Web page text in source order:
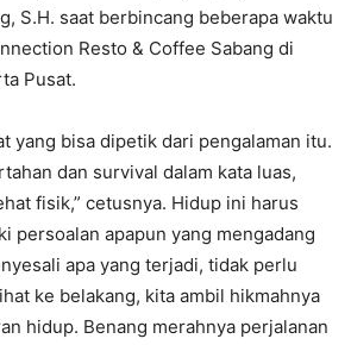
S.H. saat berbincang beberapa waktu
Resto & Coffee Sabang di
Pusat.
yang bisa dipetik dari pengalaman itu.
dan survival dalam kata luas,
fisik,” cetusnya. Hidup ini harus
persoalan apapun yang mengadang
apa yang terjadi, tidak perlu
ke belakang, kita ambil hikmahnya
hidup. Benang merahnya perjalanan